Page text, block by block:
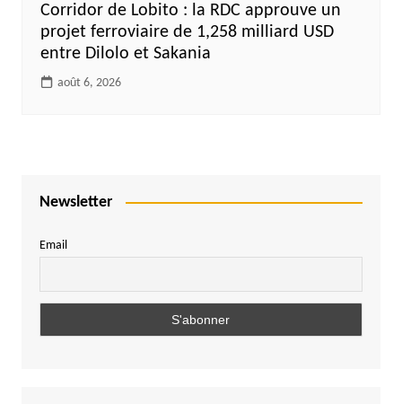
Corridor de Lobito : la RDC approuve un
projet ferroviaire de 1,258 milliard USD
entre Dilolo et Sakania
août 6, 2026
Newsletter
Email